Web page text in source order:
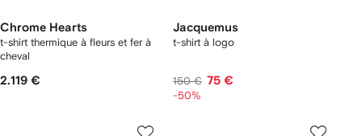
Chrome Hearts
t-shirt thermique à fleurs et fer à
cheval
2.119 €
Jacquemus
t-shirt à logo
150 € 75 €
-50%